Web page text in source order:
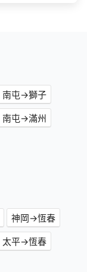
南屯→獅子
南屯→滿州
神岡→恆春
太平→恆春